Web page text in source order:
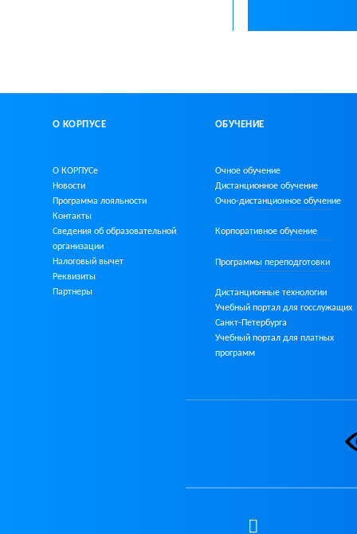
О КОРПУСЕ
О КОРПУСе
Новости
Программа лояльности
Контакты
Сведения об образовательной
организации
Налоговый вычет
Реквизиты
Партнеры
ОБУЧЕНИЕ
Очное обучение
Дистанционное обучение
Очно-дистанционноеобучение
Корпоративное обучение
Программы переподготовки
Дистанционные технологии
Учебный портал для госслужащих
Санкт-Петербурга
Учебный портал для платных
программ